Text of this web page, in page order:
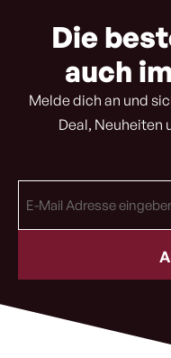
Die
auch
Melde dich an und
Deal, Neuheiten
Mail